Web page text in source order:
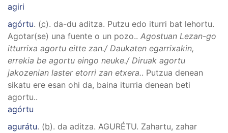
agiri
agórtu. (c). da-du aditza. Putzu edo iturri bat lehortu.
Agotar(se) una fuente o un pozo.. Agostuan Lezan-go
itturrixa agortu eitte zan./ Daukaten egarrixakin,
errekia be agortu eingo neuke./ Diruak agortu
jakozenian laster etorri zan etxera.. Putzua denean
sikatu ere esan ohi da, baina iturria denean beti
agortu..
agórtu
agurátu. (b). da aditza. AGURÉTU. Zahartu, zahar